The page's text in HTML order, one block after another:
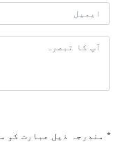
* مندرجہ ذیل عبارت کو